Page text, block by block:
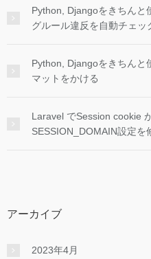
Python, Djangoをきちんと
グルール違反を自動チェッ
Python, Djangoをきちんと
マットをかける
Laravel でSession cookie
SESSION_DOMAIN設定を
アーカイブ
2023年4月